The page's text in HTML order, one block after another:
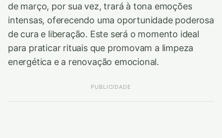
de março, por sua vez, trará à tona emoções
intensas, oferecendo uma oportunidade poderosa
de cura e liberação. Este será o momento ideal
para praticar rituais que promovam a limpeza
energética e a renovação emocional.
PUBLICIDADE